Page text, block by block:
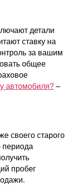
детали
ставку на
за вашим
общее
автомобиля? –
своего старого
периода
пробег